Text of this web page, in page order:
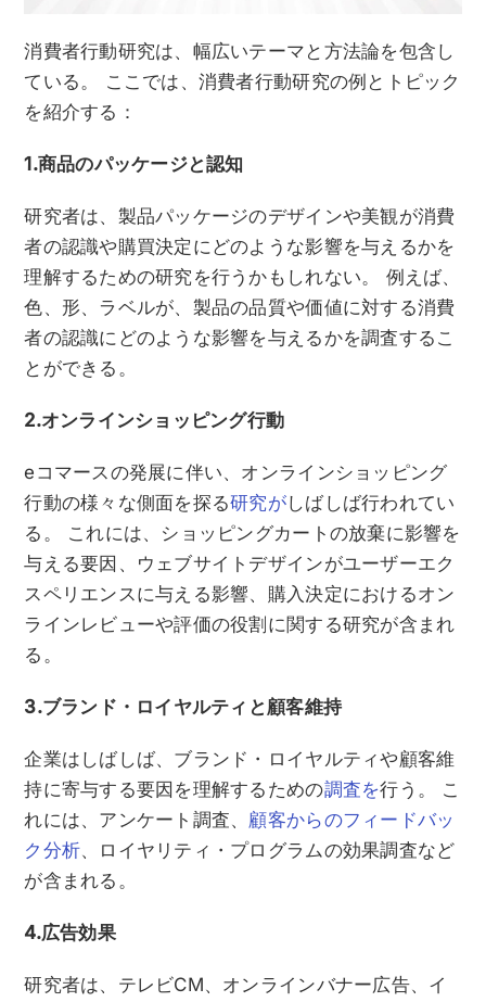
消費者行動研究は、幅広いテーマと方法論を包含し
ている。 ここでは、消費者行動研究の例とトピック
を紹介する：
1.商品のパッケージと認知
研究者は、製品パッケージのデザインや美観が消費
者の認識や購買決定にどのような影響を与えるかを
理解するための研究を行うかもしれない。 例えば、
色、形、ラベルが、製品の品質や価値に対する消費
者の認識にどのような影響を与えるかを調査するこ
とができる。
2.オンラインショッピング行動
eコマースの発展に伴い、オンラインショッピング
行動の様々な側面を探る研究がしばしば行われてい
る。 これには、ショッピングカートの放棄に影響を
与える要因、ウェブサイトデザインがユーザーエク
スペリエンスに与える影響、購入決定におけるオン
ラインレビューや評価の役割に関する研究が含まれ
る。
3.ブランド・ロイヤルティと顧客維持
企業はしばしば、ブランド・ロイヤルティや顧客維
持に寄与する要因を理解するための調査を行う。 こ
れには、アンケート調査、 顧客からのフィードバッ
ク分析、ロイヤリティ・プログラムの効果調査など
が含まれる。
4.広告効果
研究者は、テレビCM、オンラインバナー広告、イ